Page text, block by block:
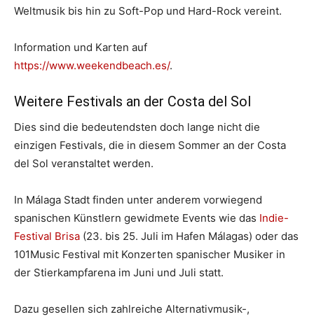
Weltmusik bis hin zu Soft-Pop und Hard-Rock vereint.
Information und Karten auf
https://www.weekendbeach.es/.
Weitere Festivals an der Costa del Sol
Dies sind die bedeutendsten doch lange nicht die
einzigen Festivals, die in diesem Sommer an der Costa
del Sol veranstaltet werden.
In Málaga Stadt finden unter anderem vorwiegend
spanischen Künstlern gewidmete Events wie das Indie-
Festival Brisa (23. bis 25. Juli im Hafen Málagas) oder das
101Music Festival mit Konzerten spanischer Musiker in
der Stierkampfarena im Juni und Juli statt.
Dazu gesellen sich zahlreiche Alternativmusik-,